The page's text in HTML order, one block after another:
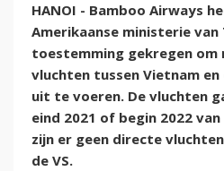
HANOI - Bamboo Airways
Amerikaanse ministerie
toestemming gekregen
vluchten tussen Vietnam
uit te voeren. De vluchten
eind 2021 of begin 2022
zijn er geen directe
de VS.